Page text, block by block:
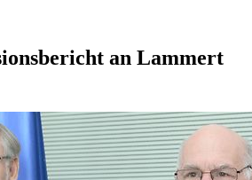
an Lammert